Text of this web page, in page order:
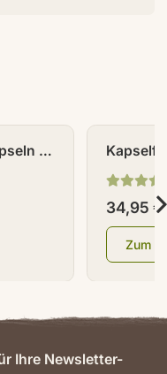
/
34,95 €*
Zum
Ihre Newsletter-